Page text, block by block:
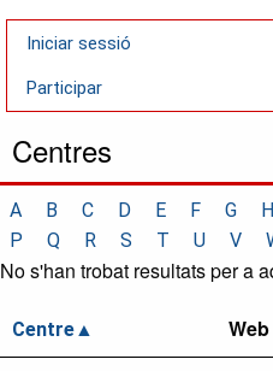
Iniciar sessió
Participar
Centres
A B C D E F G H
P
Q R S T U V
No s'han trobat resultats per a
Centre Web